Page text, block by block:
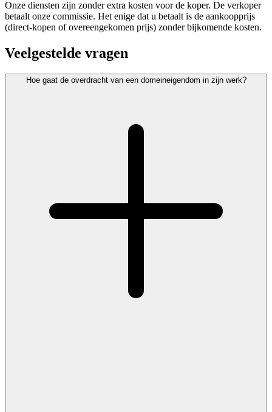
Onze diensten zijn zonder extra kosten voor de koper. De verkoper
betaalt onze commissie. Het enige dat u betaalt is de aankoopprijs
(direct-kopen of overeengekomen prijs) zonder bijkomende kosten.
Veelgestelde vragen
Hoe gaat de overdracht van een domeineigendom in zijn werk?